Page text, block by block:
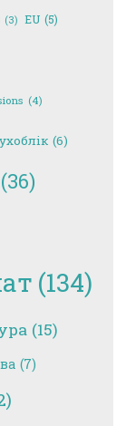
(3) EU (5)
(4)
(6)
(36)
(134)
(15)
(7)